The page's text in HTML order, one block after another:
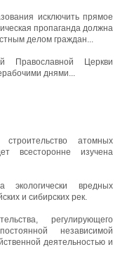
исключить прямое
пропаганда должна
делом граждан...
Православной Церкви
днями...
атомных
всесторонне изучена
экологически вредных
и сибирских рек.
регулирующего
независимой
деятельностью и